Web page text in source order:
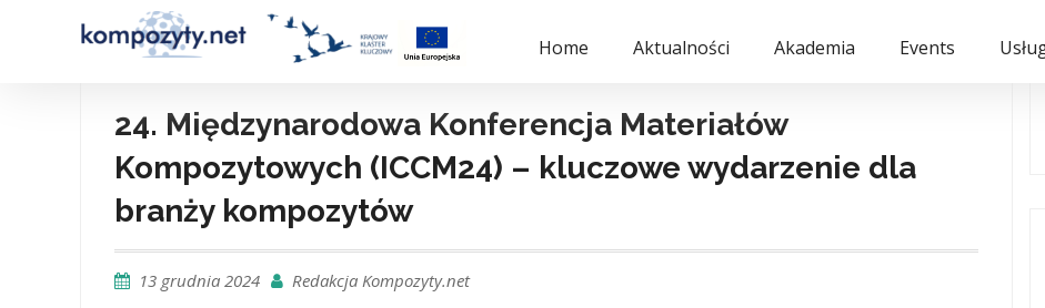
Home Aktualności Akademia Events
24. Międzynarodowa Konferencja Materiałów
Kompozytowych (ICCM24) – kluczowe wydarzenie dla
branży kompozytów
13 grudnia 2024 Redakcja Kompozyty.net